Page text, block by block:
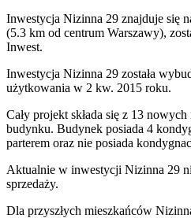
Inwestycja Nizinna 29 znajduje się
(5.3 km od centrum Warszawy),
Inwest.
Inwestycja Nizinna 29 została
użytkowania w 2 kw. 2015 roku.
Cały projekt składa się z 13
budynku. Budynek posiada 4
parterem oraz nie posiada
Aktualnie w inwestycji Nizinna 29
sprzedaży.
Dla przyszłych mieszkańców